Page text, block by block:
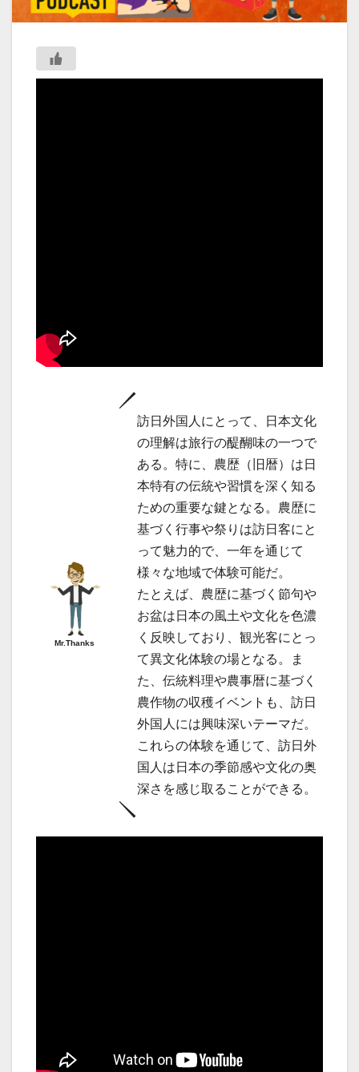
Mr.Thanks
訪日外国人にとって、日本文化
の理解は旅行の醍醐味の一つで
ある。特に、農歴（旧暦）は日
本特有の伝統や習慣を深く知る
ための重要な鍵となる。農歴に
基づく行事や祭りは訪日客にと
って魅力的で、一年を通じて
様々な地域で体験可能だ。
たとえば、農歴に基づく節句や
お盆は日本の風土や文化を色濃
く反映しており、観光客にとっ
て異文化体験の場となる。ま
た、伝統料理や農事暦に基づく
農作物の収穫イベントも、訪日
外国人には興味深いテーマだ。
これらの体験を通じて、訪日外
国人は日本の季節感や文化の奥
深さを感じ取ることができる。